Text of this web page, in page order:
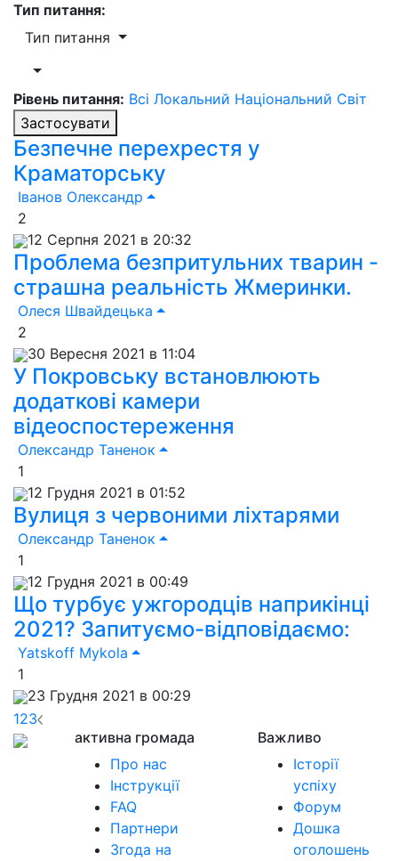
Тип питання:
Тип питання
Рівень питання: Всі Локальний Національний Світ
Застосувати
Безпечне перехрестя у
Краматорську
Іванов Олександр
2
12 Серпня 2021 в 20:32
Проблема безпритульних тварин -
страшна реальність Жмеринки.
Олеся Швайдецька
2
30 Вересня 2021 в 11:04
У Покровську встановлюють
додаткові камери
відеоспостереження
Олександр Таненок
1
12 Грудня 2021 в 01:52
Вулиця з червоними ліхтарями
Олександр Таненок
1
12 Грудня 2021 в 00:49
Що турбує ужгородців наприкінці
2021? Запитуємо-відповідаємо:
Yatskoff Mykola
1
23 Грудня 2021 в 00:29
123
активна громада
Про нас
Інструкції
FAQ
Партнери
Згода на
Важливо
Історії
успіху
Форум
Дошка
оголошень